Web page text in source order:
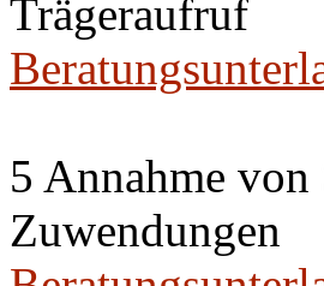
Trägeraufruf
5 Annahme
Zuwendungen